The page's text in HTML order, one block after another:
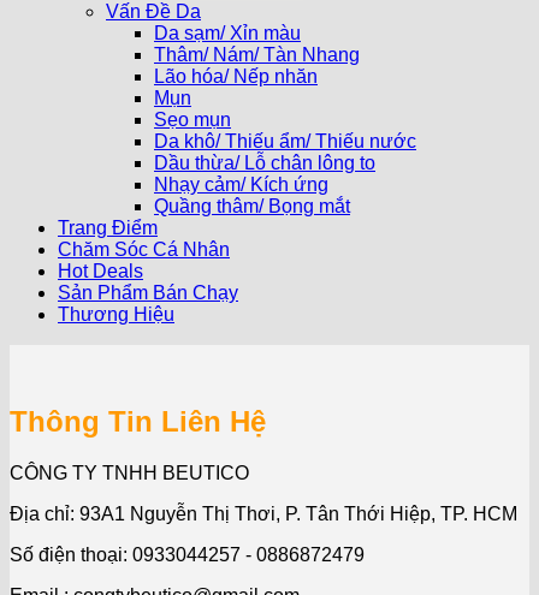
Vấn Đề Da
Da sạm/ Xỉn màu
Thâm/ Nám/ Tàn Nhang
Lão hóa/ Nếp nhăn
Mụn
Sẹo mụn
Da khô/ Thiếu ẩm/ Thiếu nước
Dầu thừa/ Lỗ chân lông to
Nhạy cảm/ Kích ứng
Quầng thâm/ Bọng mắt
Trang Điểm
Chăm Sóc Cá Nhân
Hot Deals
Sản Phẩm Bán Chạy
Thương Hiệu
Thông Tin Liên Hệ
CÔNG TY TNHH BEUTICO
Địa chỉ: 93A1 Nguyễn Thị Thơi, P. Tân Thới Hiệp, TP. HCM
Số điện thoại: 0933044257 - 0886872479